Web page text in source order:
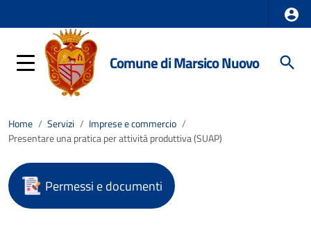
Comune di Marsico Nuovo
Home / Servizi / Imprese e commercio /
Presentare una pratica per attività produttiva (SUAP)
Permessi e documenti